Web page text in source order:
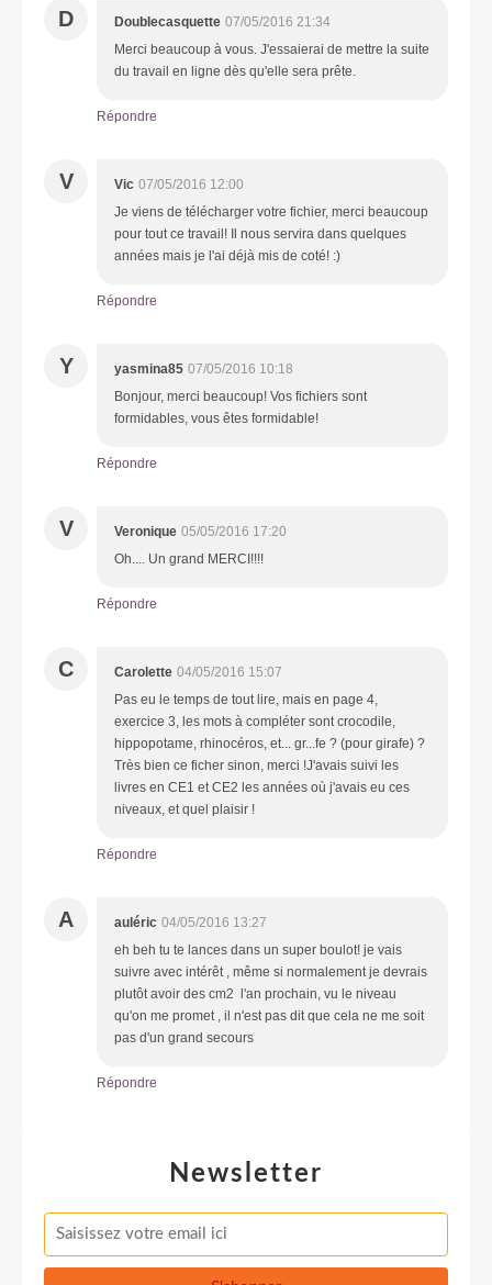
D Doublecasquette 07/05/2016 21:34
Merci beaucoup à vous. J'essaierai de mettre la suite
du travail en ligne dès qu'elle sera prête.
Répondre
V Vic 07/05/2016 12:00
Je viens de télécharger votre fichier, merci beaucoup
pour tout ce travail! Il nous servira dans quelques
années mais je l'ai déjà mis de coté! :)
Répondre
Y yasmina85 07/05/2016 10:18
Bonjour, merci beaucoup! Vos fichiers sont
formidables, vous êtes formidable!
Répondre
V Veronique 05/05/2016 17:20
Oh.... Un grand MERCI!!!!
Répondre
C Carolette 04/05/2016 15:07
Pas eu le temps de tout lire, mais en page 4,
exercice 3, les mots à compléter sont crocodile,
hippopotame, rhinocéros, et... gr...fe ? (pour girafe) ?
Très bien ce ficher sinon, merci !J'avais suivi les
livres en CE1 et CE2 les années où j'avais eu ces
niveaux, et quel plaisir !
Répondre
A auléric 04/05/2016 13:27
eh beh tu te lances dans un super boulot! je vais
suivre avec intérêt , même si normalement je devrais
plutôt avoir des cm2 l'an prochain, vu le niveau
qu'on me promet , il n'est pas dit que cela ne me soit
pas d'un grand secours
Répondre
Newsletter